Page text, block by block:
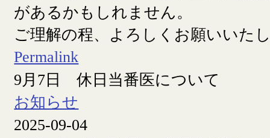
があるかもしれません。
ご理解の程、よろしくお願いいた
Permalink
9月7日 休日当番医について
お知らせ
2025-09-04